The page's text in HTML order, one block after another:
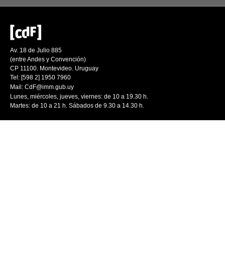
Av. 18 de Julio 885
(entre Andes y Convención)
CP 11100. Montevideo. Uruguay
Tel: [598 2] 1950 7960
Mail: CdF@imm.gub.uy
Lunes, miércoles, jueves, viernes: de 10 a 19.30 h.
Martes: de 10 a 21 h. Sábados de 9.30 a 14.30 h.